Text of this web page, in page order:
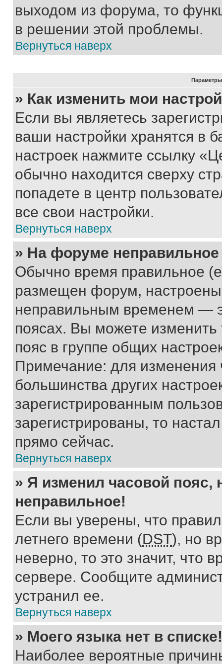
выходом из форума, то
в решении этой проблемы.
Вернуться наверх
Параметры
» Как изменить мои
Если вы являетесь
ваши настройки хранятся в
настроек нажмите ссылку
обычно находится сверху
попадете в центр
все свои настройки.
Вернуться наверх
» На форуме
Обычно время правильное
размещен форум, настроены
неправильным временем —
поясах. Вы можете изменить
пояс в группе общих
Примечание: для изменения
большинства других
зарегистрированным
зарегистрированы, то
прямо сейчас.
Вернуться наверх
» Я изменил часовой пояс,
неправильное!
Если вы уверены, что
летнего времени (DST), но
неверно, то это значит, что
сервере. Сообщите
устранил ее.
Вернуться наверх
» Моего языка нет в списке!
Наиболее вероятные